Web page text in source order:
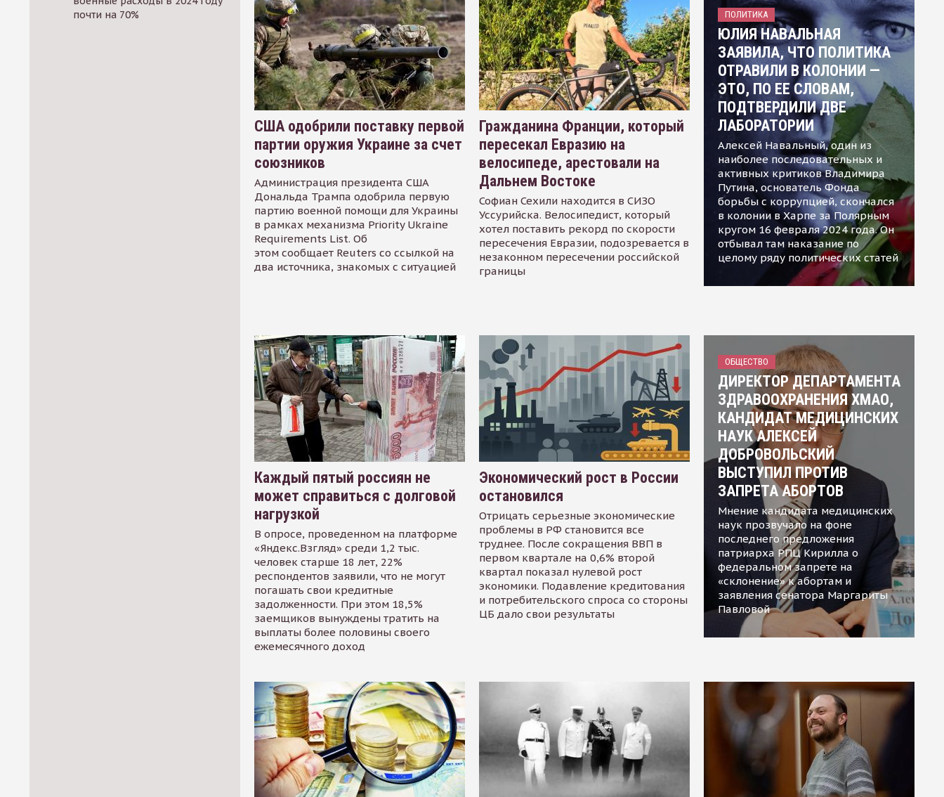
почти на 70%
США одобрили поставку первой
партии оружия Украине за счет
союзников
Администрация президента США
Дональда Трампа одобрила первую
партию военной помощи для Украины
в рамках механизма Priority Ukraine
Requirements List. Об
этом сообщает Reuters со ссылкой на
два источника, знакомых с ситуацией
Гражданина Франции, который
пересекал Евразию на
велосипеде, арестовали на
Дальнем Востоке
Софиан Сехили находится в СИЗО
Уссурийска. Велосипедист, который
хотел поставить рекорд по скорости
пересечения Евразии, подозревается в
незаконном пересечении российской
границы
ПОЛИТИКА
ЮЛИЯ НАВАЛЬНАЯ
ЗАЯВИЛА, ЧТО ПОЛИТИКА
ОТРАВИЛИ В КОЛОНИИ —
ЭТО, ПО ЕЕ СЛОВАМ,
ПОДТВЕРДИЛИ ДВЕ
ЛАБОРАТОРИИ
Алексей Навальный, один из
наиболее последовательных и
активных критиков Владимира
Путина, основатель Фонда
борьбы с коррупцией, скончался
в колонии в Харпе за Полярным
кругом 16 февраля 2024 года. Он
отбывал там наказание по
целому ряду политических статей
Каждый пятый россиян не
может справиться с долговой
нагрузкой
В опросе, проведенном на платформе
«Яндекс.Взгляд» среди 1,2 тыс.
человек старше 18 лет, 22%
респондентов заявили, что не могут
погашать свои кредитные
задолженности. При этом 18,5%
заемщиков вынуждены тратить на
выплаты более половины своего
ежемесячного доход
Экономический рост в России
остановился
Отрицать серьезные экономические
проблемы в РФ становится все
труднее. После сокращения ВВП в
первом квартале на 0,6% второй
квартал показал нулевой рост
экономики. Подавление кредитования
и потребительского спроса со стороны
ЦБ дало свои результаты
ОБЩЕСТВО
ДИРЕКТОР ДЕПАРТАМЕНТА
ЗДРАВООХРАНЕНИЯ ХМАО,
КАНДИДАТ МЕДИЦИНСКИХ
НАУК АЛЕКСЕЙ
ДОБРОВОЛЬСКИЙ
ВЫСТУПИЛ ПРОТИВ
ЗАПРЕТА АБОРТОВ
Мнение кандидата медицинских
наук прозвучало на фоне
последнего предложения
патриарха РПЦ Кирилла о
федеральном запрете на
«склонение» к абортам и
заявления сенатора Маргариты
Павловой